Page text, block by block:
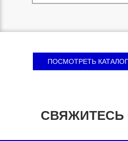
ПОСМОТРЕТЬ
СВЯЖИТЕСЬ